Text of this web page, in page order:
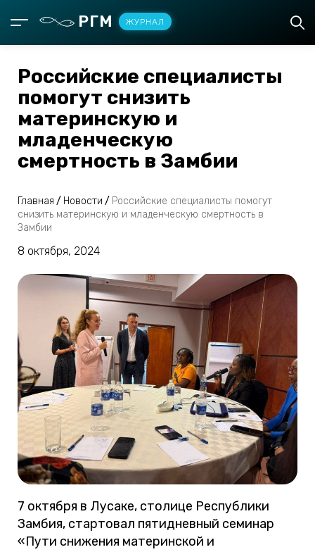
РГМ ЖУРНАЛ
Российские специалисты
помогут снизить
материнскую и
младенческую
смертность в Замбии
Главная / Новости / Российские специалисты помогут
снизить материнскую и младенческую смертность в
Замбии
8 октября, 2024
7 октября в Лусаке, столице Республики
Замбия, стартовал пятидневный семинар
«Пути снижения материнской и